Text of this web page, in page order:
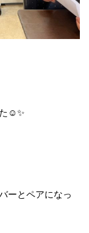
☺✨
ーとペアになっ